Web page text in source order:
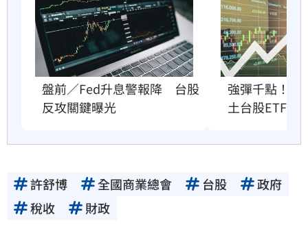
盤前／Fed升息警報降　台股
反攻關鍵曝光
強彈千點！「
土台股ETF
許舒博 全國商業總會 台股
政府
稅收
財政